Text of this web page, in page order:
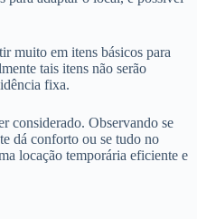
muito em itens básicos para
tais itens não serão
fixa.
considerado. Observando se
dá conforto ou se tudo no
locação temporária eficiente e